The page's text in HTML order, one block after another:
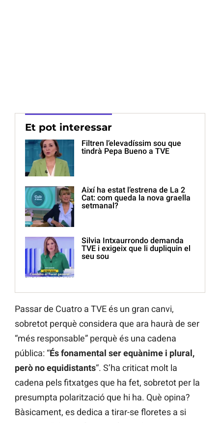
Et pot interessar
Filtren l’elevadíssim sou que
tindrà Pepa Bueno a TVE
Així ha estat l’estrena de La 2
Cat: com queda la nova graella
setmanal?
Silvia Intxaurrondo demanda
TVE i exigeix que li dupliquin el
seu sou
Passar de Cuatro a TVE és un gran canvi,
sobretot perquè considera que ara haurà de ser
“més responsable” perquè és una cadena
pública: “És fonamental ser equànime i plural,
però no equidistants“. S’ha criticat molt la
cadena pels fitxatges que ha fet, sobretot per la
presumpta polarització que hi ha. Què opina?
Bàsicament, es dedica a tirar-se floretes a si